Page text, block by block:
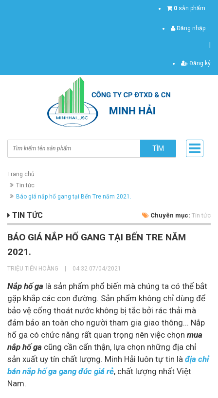
0 sản phẩm
Đăng nhập
Đăng ký
TÌM
Trang chủ
Tin tức
Báo giá nắp hố gang tại Bến Tre năm 2021.
TIN TỨC Chuyên mục: Tin tức
BÁO GIÁ NẮP HỐ GANG TẠI BẾN TRE NĂM
2021.
TRIỆU TIẾN HOÀNG 04:32 07/04/2021
Nắp hố ga là sản phẩm phổ biến mà chúng ta có thể bắt
gặp khắp các con đường. Sản phẩm không chỉ dùng để
bảo vệ cống thoát nước không bị tắc bởi rác thải mà
đảm bảo an toàn cho người tham gia giao thông... Nắp
hố ga có chức năng rất quan trọng nên việc chọn mua
nắp hố ga cũng cần cẩn thận, lựa chọn những địa chỉ
sản xuất uy tín chất lượng. Minh Hải luôn tự tin là địa chỉ
bán nắp hố ga gang đúc giá rẻ, chất lượng nhất Việt
Nam.